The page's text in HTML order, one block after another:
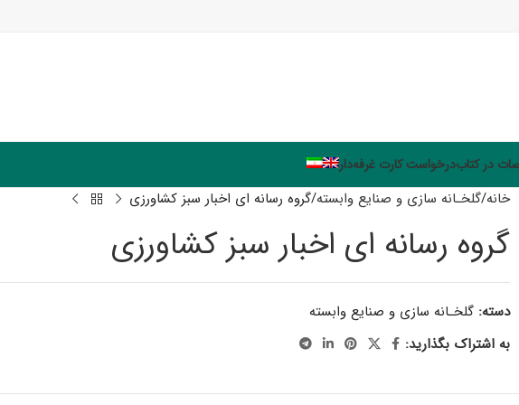
در کتابدرخواست کارت غرفه‌دار
خانه گلخـانه سازی و صنایع وابسته گروه رسانه ای اخبار سبز کشاورزی
گروه رسانه ای اخبار سبز کشاورزی
دسته: گلخـانه سازی و صنایع وابسته
به اشتراک بگذارید: